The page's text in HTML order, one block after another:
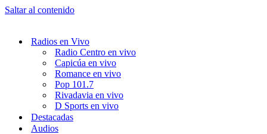
Saltar al contenido
Radios en Vivo
Radio Centro en vivo
Capicúa en vivo
Romance en vivo
Pop 101.7
Rivadavia en vivo
D Sports en vivo
Destacadas
Audios